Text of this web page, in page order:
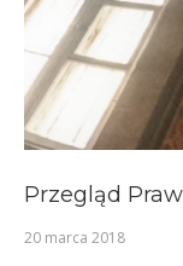
Przegląd
20 marca 2018